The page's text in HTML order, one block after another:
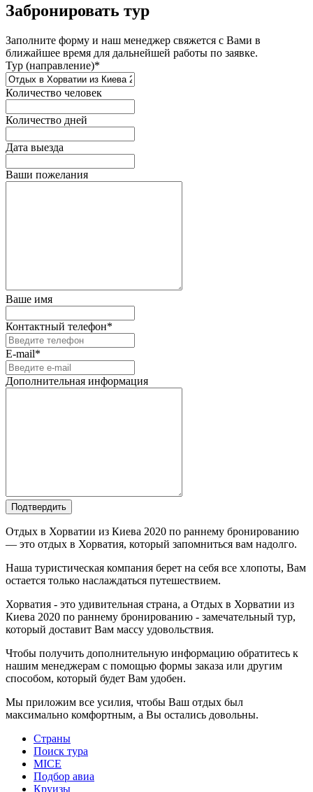
Забронировать тур
Заполните форму и наш менеджер свяжется с Вами в
ближайшее время для дальнейшей работы по заявке.
Тур (направление)*
Количество человек
Количество дней
Дата выезда
Ваши пожелания
Ваше имя
Контактный телефон*
E-mail*
Дополнительная информация
Подтвердить
Отдых в Хорватии из Киева 2020 по раннему бронированию
— это отдых в Хорватия, который запомниться вам надолго.
Наша туристическая компания берет на себя все хлопоты, Вам
остается только наслаждаться путешествием.
Хорватия - это удивительная страна, а Отдых в Хорватии из
Киева 2020 по раннему бронированию - замечательный тур,
который доставит Вам массу удовольствия.
Чтобы получить дополнительную информацию обратитесь к
нашим менеджерам с помощью формы заказа или другим
способом, который будет Вам удобен.
Мы приложим все усилия, чтобы Ваш отдых был
максимально комфортным, а Вы остались довольны.
Страны
Поиск тура
MICE
Подбор авиа
Круизы